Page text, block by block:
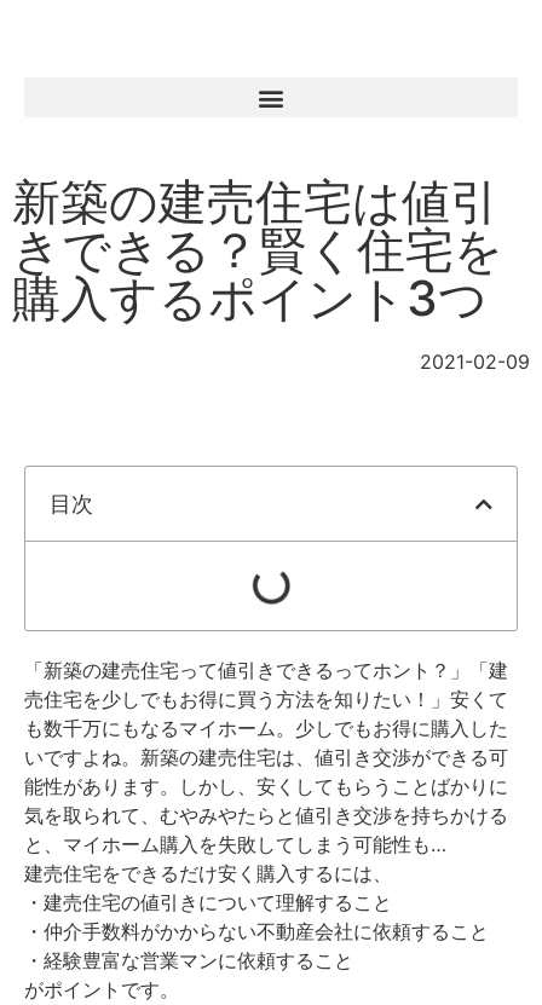
新築の建売住宅は値引
きできる？賢く住宅を
購入するポイント3つ
2021-02-09
目次
「新築の建売住宅って値引きできるってホント？」
「建
売住宅を少しでもお得に買う方法を知りたい！」 安くて
も数千万にもなるマイホーム。少しでもお得に購入した
いですよね。 新築の建売住宅は、値引き交渉ができる可
能性があります。
しかし、安くしてもらうことばかりに
気を取られて、むやみやたらと値引き交渉を持ちかける
と、マイホーム購入を失敗してしまう可能性も…
建売住宅をできるだけ安く購入するには、
・建売住宅の値引きについて理解すること
・仲介手数料がかからない不動産会社に依頼すること
・経験豊富な営業マンに依頼すること
がポイントです。